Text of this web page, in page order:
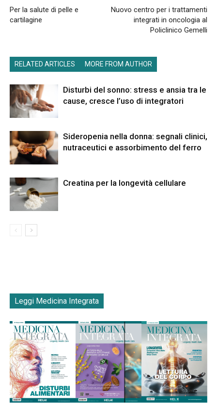
Per la salute di pelle e
cartilagine
Nuovo centro per i trattamenti
integrati in oncologia al
Policlinico Gemelli
RELATED ARTICLES MORE FROM AUTHOR
Disturbi del sonno: stress e ansia tra le
cause, cresce l’uso di integratori
Sideropenia nella donna: segnali clinici,
nutraceutici e assorbimento del ferro
Creatina per la longevità cellulare
Leggi Medicina Integrata